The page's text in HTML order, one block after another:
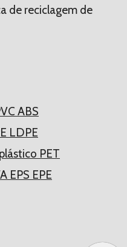
de reciclagem de
ABS
LDPE
PET
EPS EPE